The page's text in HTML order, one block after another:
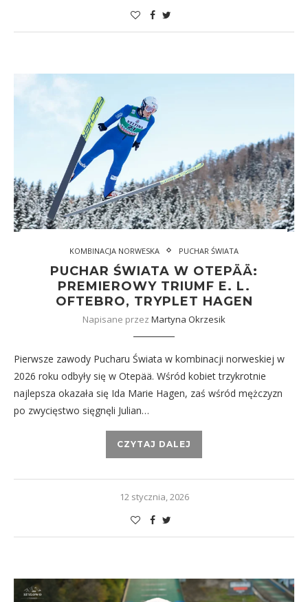
KOMBINACJA NORWESKA PUCHAR ŚWIATA
PUCHAR ŚWIATA W OTEPÄÄ:
PREMIEROWY TRIUMF E. L.
OFTEBRO, TRYPLET HAGEN
Napisane przez Martyna Okrzesik
Pierwsze zawody Pucharu Świata w kombinacji norweskiej w
2026 roku odbyły się w Otepää. Wśród kobiet trzykrotnie
najlepsza okazała się Ida Marie Hagen, zaś wśród mężczyzn
po zwycięstwo sięgnęli Julian…
CZYTAJ DALEJ
12 stycznia, 2026